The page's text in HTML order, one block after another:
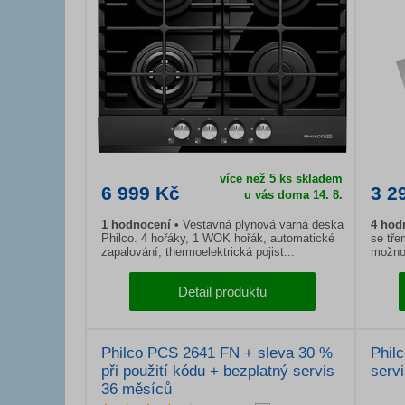
6 999 Kč
více než 5 ks skladem
u vás doma 14. 8.
1 hodnocení
Vestavná plynová varná deska
Philco. 4 hořáky, 1 WOK hořák, automatické
zapalování, thermoelektrická pojist...
Detail produktu
3
4
se
Philco PCS 2641 FN + sleva 30 %
při použití kódu + bezplatný servis
36 měsíců